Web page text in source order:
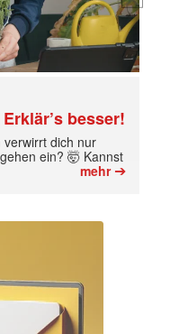
besser!
verwirrt dich nur
ein? 🤯 Kannst
mehr➔